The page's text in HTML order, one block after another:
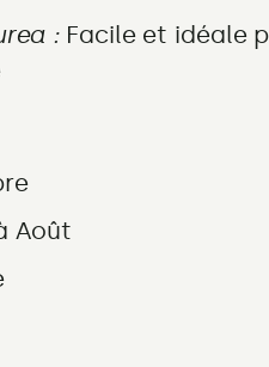
: Facile et idéale
Août